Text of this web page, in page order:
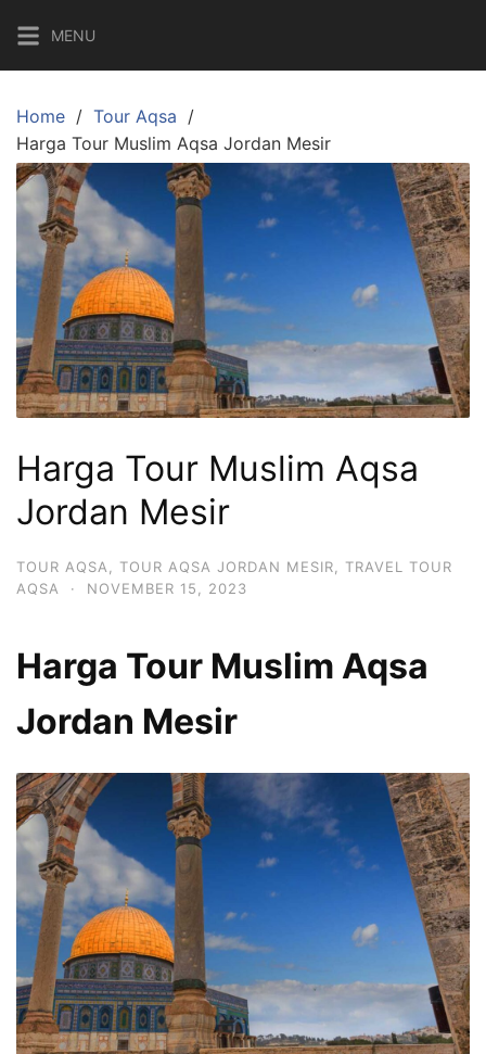
content
MENU
Home
Tour Aqsa
Harga Tour Muslim Aqsa Jordan Mesir
Harga Tour Muslim Aqsa
Jordan Mesir
TOUR AQSA TOUR AQSA JORDAN MESIR
TRAVEL TOUR
AQSA
· NOVEMBER 15, 2023
Harga Tour Muslim Aqsa
Jordan Mesir